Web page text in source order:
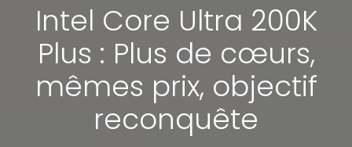
Intel Core Ultra 200K
Plus : Plus de cœurs,
mêmes prix, objectif
reconquête